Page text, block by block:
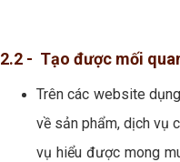
2.2 - Tạo được mối
Trên các website
về sản phẩm, dịch vụ
vụ hiểu được mong